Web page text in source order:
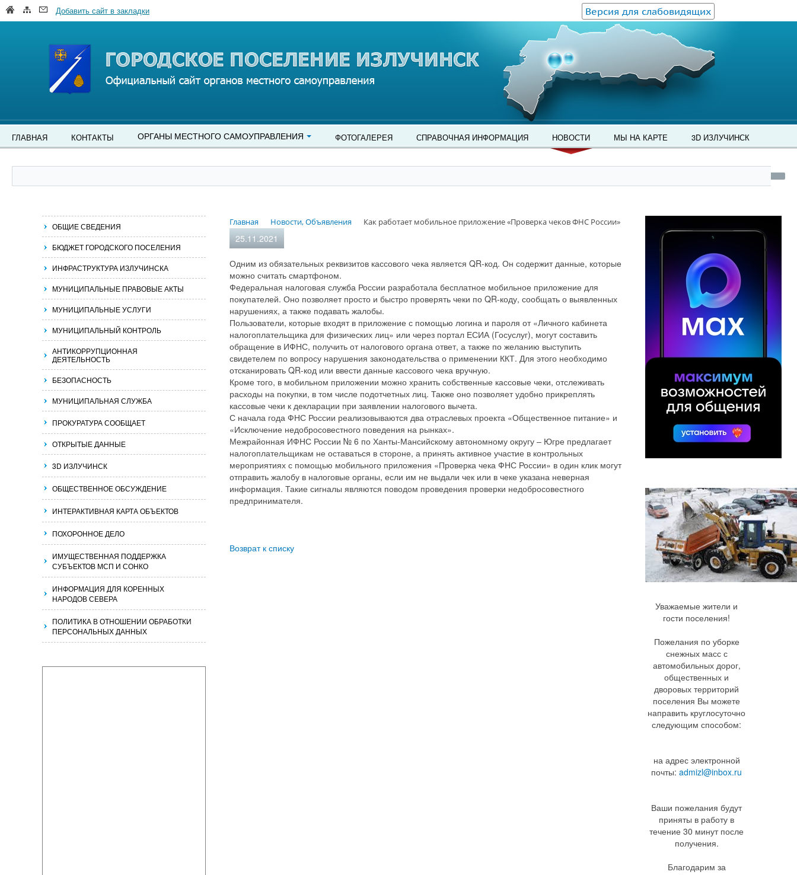
Версия для слабовидящих
Добавить сайт в закладки
ГЛАВНАЯ КОНТАКТЫ ОРГАНЫ МЕСТНОГО САМОУПРАВЛЕНИЯ ФОТОГАЛЕРЕЯ СПРАВОЧНАЯ ИНФОРМАЦИЯ НОВОСТИ МЫ НА КАРТЕ 3D ИЗЛУЧИНСК
Главная Новости, Объявления Как работает мобильное приложение «Проверка чеков ФНС России»
25.11.2021
Одним из обязательных реквизитов кассового чека является QR-код. Он содержит данные, которые
можно считать смартфоном.
Федеральная налоговая служба России разработала бесплатное мобильное приложение для
покупателей. Оно позволяет просто и быстро проверять чеки по QR-коду, сообщать о выявленных
нарушениях, а также подавать жалобы.
Пользователи, которые входят в приложение с помощью логина и пароля от «Личного кабинета
налогоплательщика для физических лиц» или через портал ЕСИА (Госуслуг), могут составить
обращение в ИФНС, получить от налогового органа ответ, а также по желанию выступить
свидетелем по вопросу нарушения законодательства о применении ККТ. Для этого необходимо
отсканировать QR-код или ввести данные кассового чека вручную.
Кроме того, в мобильном приложении можно хранить собственные кассовые чеки, отслеживать
расходы на покупки, в том числе подотчетных лиц. Также оно позволяет удобно прикреплять
кассовые чеки к декларации при заявлении налогового вычета.
С начала года ФНС России реализовываются два отраслевых проекта «Общественное питание» и
«Исключение недобросовестного поведения на рынках».
Межрайонная ИФНС России № 6 по Ханты-Мансийскому автономному округу ‒ Югре предлагает
налогоплательщикам не оставаться в стороне, а принять активное участие в контрольных
мероприятиях с помощью мобильного приложения «Проверка чека ФНС России» в один клик могут
отправить жалобу в налоговые органы, если им не выдали чек или в чеке указана неверная
информация. Такие сигналы являются поводом проведения проверки недобросовестного
предпринимателя.
Возврат к списку
ОБЩИЕ СВЕДЕНИЯ
БЮДЖЕТ ГОРОДСКОГО ПОСЕЛЕНИЯ
ИНФРАСТРУКТУРА ИЗЛУЧИНСКА
МУНИЦИПАЛЬНЫЕ ПРАВОВЫЕ АКТЫ
МУНИЦИПАЛЬНЫЕ УСЛУГИ
МУНИЦИПАЛЬНЫЙ КОНТРОЛЬ
АНТИКОРРУПЦИОННАЯ
ДЕЯТЕЛЬНОСТЬ
БЕЗОПАСНОСТЬ
МУНИЦИПАЛЬНАЯ СЛУЖБА
ПРОКУРАТУРА СООБЩАЕТ
ОТКРЫТЫЕ ДАННЫЕ
3D ИЗЛУЧИНСК
ОБЩЕСТВЕННОЕ ОБСУЖДЕНИЕ
ИНТЕРАКТИВНАЯ КАРТА ОБЪЕКТОВ
ПОХОРОННОЕ ДЕЛО
ИМУЩЕСТВЕННАЯ ПОДДЕРЖКА
СУБЪЕКТОВ МСП И СОНКО
ИНФОРМАЦИЯ ДЛЯ КОРЕННЫХ
НАРОДОВ СЕВЕРА
ПОЛИТИКА В ОТНОШЕНИИ ОБРАБОТКИ
ПЕРСОНАЛЬНЫХ ДАННЫХ
Уважаемые жители и
гости поселения!
Пожелания по уборке
снежных масс с
автомобильных дорог,
общественных и
дворовых территорий
поселения Вы можете
направить круглосуточно
следующим способом:
на адрес электронной
почты:admizl@inbox.ru
Ваши пожелания будут
приняты в работу в
течение 30 минут после
получения.
Благодарим за